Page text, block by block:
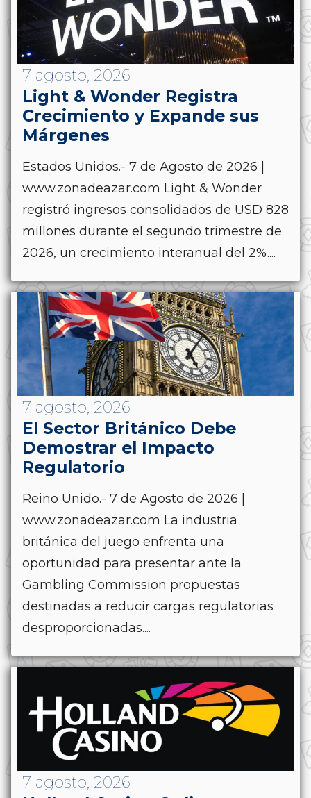
7 agosto, 2026
Light & Wonder Registra
Crecimiento y Expande sus
Márgenes
Estados Unidos.- 7 de Agosto de 2026 |
www.zonadeazar.com Light & Wonder
registró ingresos consolidados de USD 828
millones durante el segundo trimestre de
2026, un crecimiento interanual del 2%....
7 agosto, 2026
El Sector Británico Debe
Demostrar el Impacto
Regulatorio
Reino Unido.- 7 de Agosto de 2026 |
www.zonadeazar.com La industria
británica del juego enfrenta una
oportunidad para presentar ante la
Gambling Commission propuestas
destinadas a reducir cargas regulatorias
desproporcionadas....
7 agosto, 2026